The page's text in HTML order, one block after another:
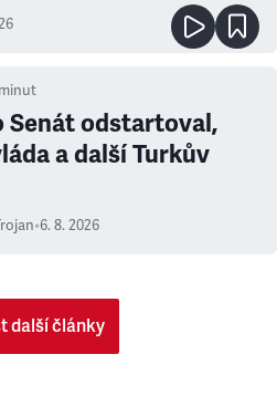
minut
Senát odstartoval,
a další Turkův
•6. 8. 2026
další články